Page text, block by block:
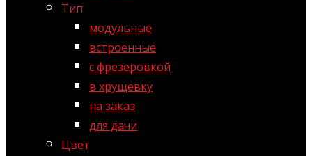
Тип
модульные
встроенные
с фрезеровкой
в хрущевку
на заказ
для дачи
Цвет